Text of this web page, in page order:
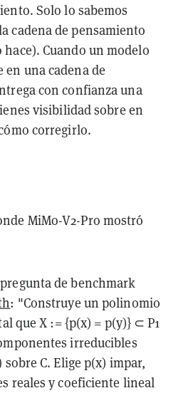
Solo lo sabemos
cadena de pensamiento
Cuando un modelo
una cadena de
con confianza una
visibilidad sobre en
corregirlo.
MiMo-V2-Pro mostró
de benchmark
: "Construye un polinomio
que X := {p(x) = p(y)} ⊂ P1
irreducibles
C. Elige p(x) impar,
reales y coeficiente lineal